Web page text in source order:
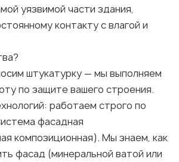
уязвимой части здания,
контакту с влагой и
штукатурку — мы выполняем
по защите вашего строения.
работаем строго по
фасадная
композиционная). Мы знаем, как
фасад (минеральной ватой или